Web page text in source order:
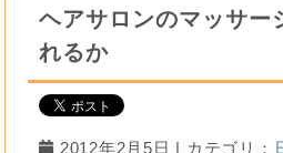
ヘアサロンのマッサー
れるか
2012年2月5日 | カテゴリ：